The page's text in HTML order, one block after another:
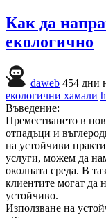
Как да
екологично
daweb 454 дни
екологични хамали
Въведение:
Преместването в
отпадъци и
на устойчиви
услуги, можем да
околната среда. В
клиентите могат да
устойчиво.
Използване на